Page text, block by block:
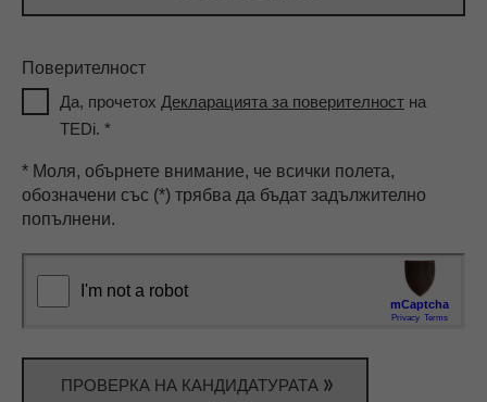
Поверителност
Да, прочетох Декларацията за поверителност на
TEDi. *
* Моля, обърнете внимание, че всички полета,
обозначени със (*) трябва да бъдат задължително
попълнени.
ПРОВЕРКА НА КАНДИДАТУРАТА